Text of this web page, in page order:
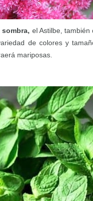
el Astilbe,
de colores y
mariposas.